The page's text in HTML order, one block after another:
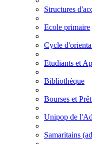
Structures
Ecole primaire
Cycle
Etudiants et
Bibliothèque
Bourses et
Unipop de
Samaritains